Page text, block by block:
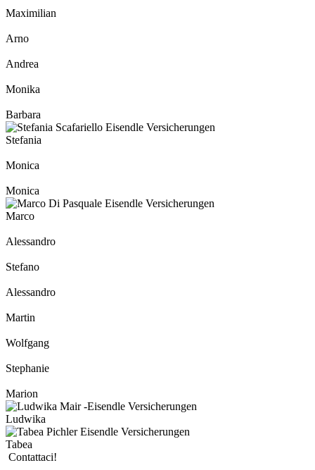
Maximilian
Arno
Andrea
Monika
Barbara
Stefania
Monica
Monica
Marco
Alessandro
Stefano
Alessandro
Martin
Wolfgang
Stephanie
Marion
Ludwika
Tabea
Contattaci!